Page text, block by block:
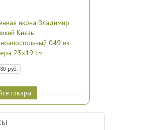
икона Владимир
Князь
049 из
23х19 см
руб.
товары